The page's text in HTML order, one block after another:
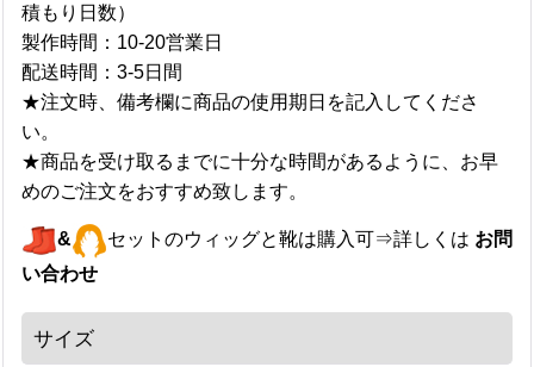
積もり日数）
製作時間：10-20営業日
配送時間：3-5日間
★注文時、備考欄に商品の使用期日を記入してくださ
い。
★商品を受け取るまでに十分な時間があるように、お早
めのご注文をおすすめ致します。
& セットのウィッグと靴は購入可⇒詳しくは お問
い合わせ
サイズ